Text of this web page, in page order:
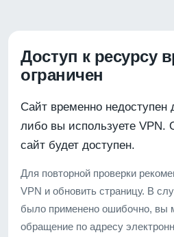
Доступ к ресурсу
ограничен
Сайт временно недоступен
либо вы используете VPN.
сайт будет доступен.
Для повторной проверки
VPN и обновить страницу. В
было применено ошибочно, вы
обращение по адресу